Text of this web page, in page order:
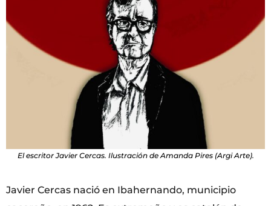
El escritor Javier Cercas. Ilustración de Amanda Pires (Argi Arte).
Javier Cercas nació en Ibahernando, municipio